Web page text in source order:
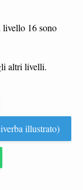
livello 16 sono
altri livelli.
illustrato)